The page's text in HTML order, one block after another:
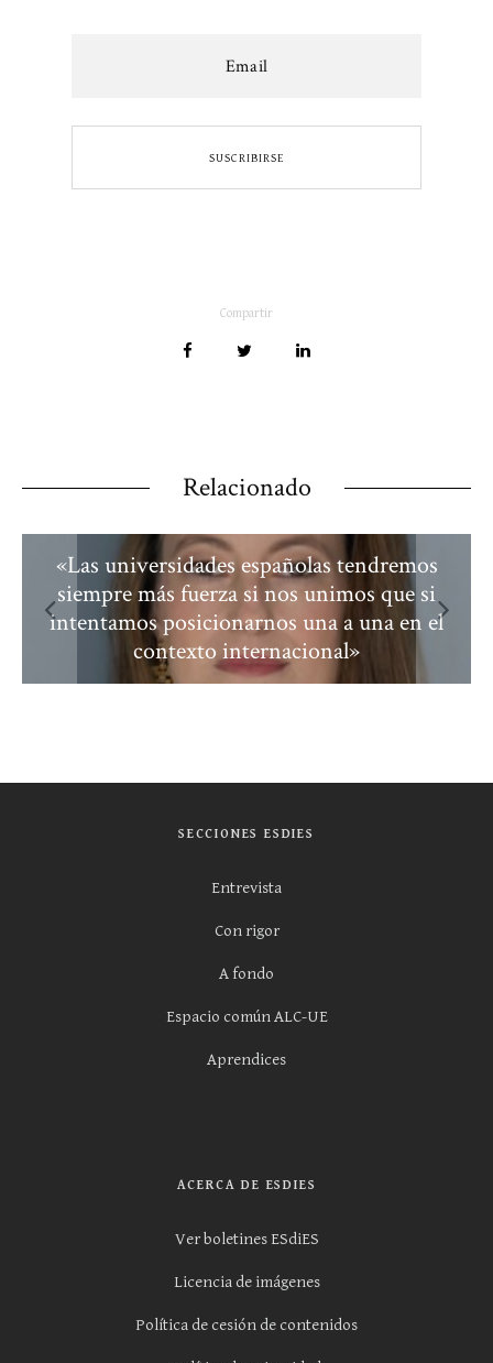
Compartir
Relacionado
«Las universidades españolas tendremos
siempre más fuerza si nos unimos que si
intentamos posicionarnos una a una en el
contexto internacional»
SECCIONES ESDIES
Entrevista
Con rigor
A fondo
Espacio común ALC-UE
Aprendices
ACERCA DE ESDIES
Ver boletines ESdiES
Licencia de imágenes
Política de cesión de contenidos